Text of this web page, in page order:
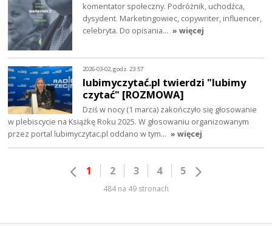
komentator społeczny. Podróżnik, uchodźca,
dysydent. Marketingowiec, copywriter, influencer,
celebryta. Do opisania… » więcej
2026-03-02, godz. 23:57
lubimyczytać.pl twierdzi "lubimy
czytać" [ROZMOWA]
Dziś w nocy (1 marca) zakończyło się głosowanie
w plebiscycie na Książkę Roku 2025. W głosowaniu organizowanym
przez portal lubimyczytac.pl oddano w tym… » więcej
1 2 3 4 5
484 na 49 stronach